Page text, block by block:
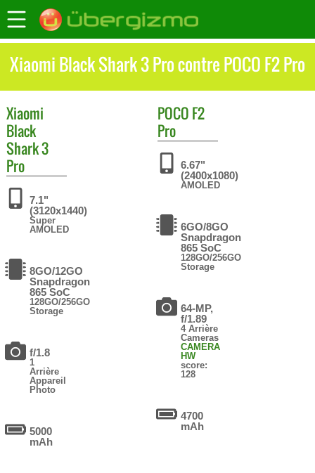
Xiaomi Black Shark 3 Pro contre POCO F2 Pro
Xiaomi
Black
Shark 3
Pro
7.1"
(3120x1440)
Super
AMOLED
8GO/12GO
Snapdragon
865 SoC
128GO/256GO
Storage
f/1.8
1
Arrière
Appareil
Photo
5000
mAh
POCO F2
Pro
6.67"
(2400x1080)
AMOLED
6GO/8GO
Snapdragon
865 SoC
128GO/256GO
Storage
64-MP,
f/1.89
4 Arrière
Cameras
CAMERA
HW
score:
128
4700
mAh